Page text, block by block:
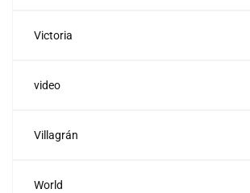
Victoria
video
Villagrán
World